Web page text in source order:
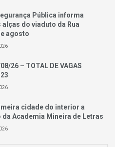
Pública informa
do viaduto da Rua
agosto
26 – TOTAL DE VAGAS
cidade do interior a
Academia Mineira de Letras